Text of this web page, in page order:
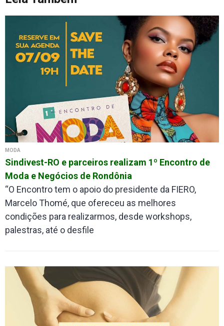
MODA
Sindivest-RO e parceiros realizam 1º Encontro de
Moda e Negócios de Rondônia
“O Encontro tem o apoio do presidente da FIERO,
Marcelo Thomé, que ofereceu as melhores
condições para realizarmos, desde workshops,
palestras, até o desfile